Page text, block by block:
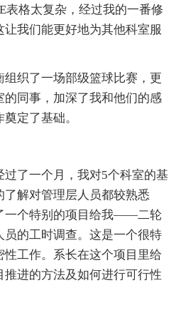
表格太复杂，经过我的一番修
我们能更好地为其他科室服
组织了一场部级篮球比赛，更
同事，加深了我和他们的感
定了基础。
过了一个月，我对5个科室的基
解对管理层人员都较熟悉
一个特别的项目给我——二轮
的工时调查。这是一个很特
工作。系长在这个项目里给
进的方法及如何进行可行性